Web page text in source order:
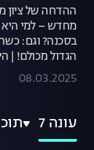
ההדחה של ציון
מחדש – למי
בסכנה? וגם:
הגדול מכולם! |
08.03.2025
עונה 7